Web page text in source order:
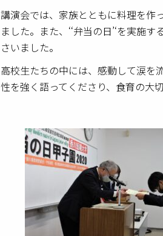
講演会では、家族とともに料理を作
ました。また、‘‘弁当の日’‘を実施
さいました。
高校生たちの中には、感動して涙を
性を強く語ってくださり、食育の大